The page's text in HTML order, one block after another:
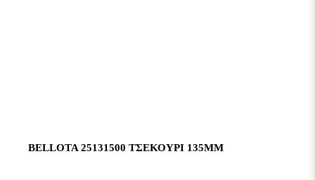
BELLOTA 25131500 ΤΣΕΚΟΎΡΙ 135MM